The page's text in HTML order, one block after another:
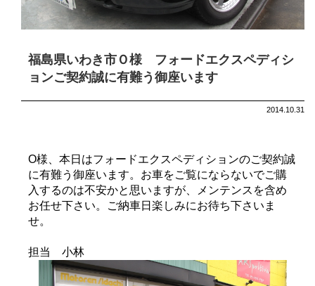
福島県いわき市Ｏ様 フォードエクスペディシ
ョンご契約誠に有難う御座います
2014.10.31
O様、本日はフォードエクスペディションのご契約誠
に有難う御座います。お車をご覧にならないでご購
入するのは不安かと思いますが、メンテンスを含め
お任せ下さい。ご納車日楽しみにお待ち下さいま
せ。
担当 小林